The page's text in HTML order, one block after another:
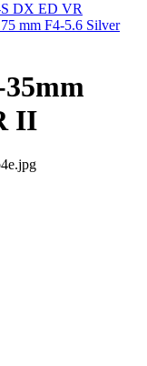
DX ED VR
mm F4-5.6 Silver
II